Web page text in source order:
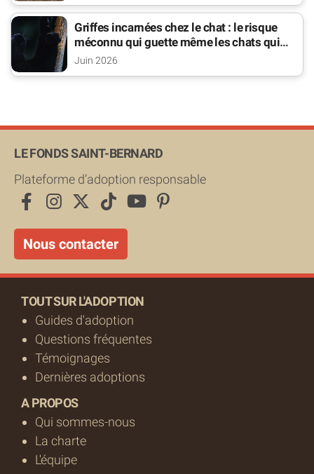
Griffes incarnées chez le chat : le risque
méconnu qui guette même les chats qui
sortent
Juin 2026
LE FONDS SAINT-BERNARD
Plateforme d’adoption responsable
Nous contacter
TOUT SUR L'ADOPTION
Guides d'adoption
Questions fréquentes
Témoignages
Dernières adoptions
A PROPOS
Qui sommes-nous
La charte
L'équipe